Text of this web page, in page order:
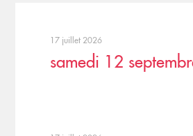
17 juillet 2026
samedi 12